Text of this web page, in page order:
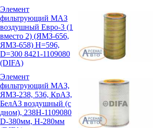
Элемент
фильтрующий МАЗ
воздушный Евро-3 (1
вместо 2) (ЯМЗ-656,
ЯМЗ-658) H=596,
D=300 8421-1109080
(DIFA)
Элемент
фильтрующий МАЗ,
ЯМЗ-238, 536, КрАЗ,
БелАЗ воздушный (с
дном), 238Н-1109080
D-380мм, H-280мм